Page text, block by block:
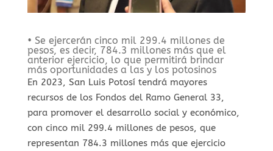
• Se ejercerán cinco mil 299.4 millones de
pesos, es decir, 784.3 millones más que el
anterior ejercicio, lo que permitirá brindar
más oportunidades a las y los potosinos
En 2023, San Luis Potosí tendrá mayores
recursos de los Fondos del Ramo General 33,
para promover el desarrollo social y económico,
con cinco mil 299.4 millones de pesos, que
representan 784.3 millones más que ejercicio